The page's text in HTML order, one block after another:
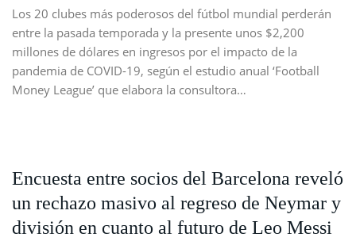
Los 20 clubes más poderosos del fútbol mundial perderán
entre la pasada temporada y la presente unos $2,200
millones de dólares en ingresos por el impacto de la
pandemia de COVID-19, según el estudio anual ‘Football
Money League’ que elabora la consultora…
Encuesta entre socios del Barcelona reveló
un rechazo masivo al regreso de Neymar y
división en cuanto al futuro de Leo Messi